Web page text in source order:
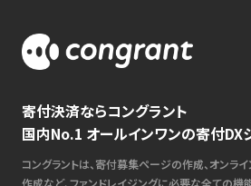
寄付決済ならコングラント
国内No.1 オールインワンの寄付DX
コングラントは、寄付募集ページの作成、オンラ
作成など、ファンドレイジングに必要な全ての機